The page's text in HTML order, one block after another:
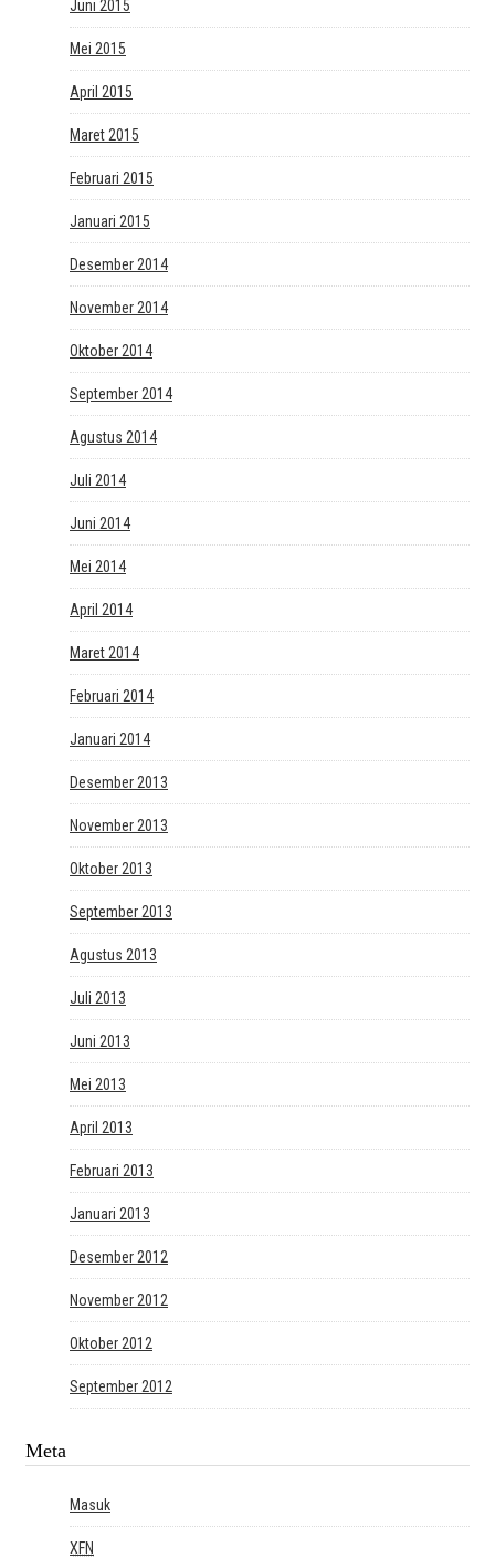
Juni 2015
Mei 2015
April 2015
Maret 2015
Februari 2015
Januari 2015
Desember 2014
November 2014
Oktober 2014
September 2014
Agustus 2014
Juli 2014
Juni 2014
Mei 2014
April 2014
Maret 2014
Februari 2014
Januari 2014
Desember 2013
November 2013
Oktober 2013
September 2013
Agustus 2013
Juli 2013
Juni 2013
Mei 2013
April 2013
Februari 2013
Januari 2013
Desember 2012
November 2012
Oktober 2012
September 2012
Meta
Masuk
XFN